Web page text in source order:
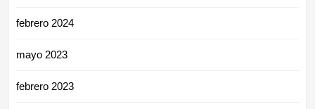
febrero 2024
mayo 2023
febrero 2023